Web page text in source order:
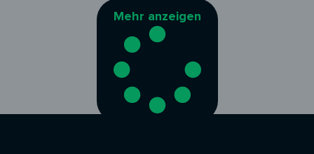
Mehr anzeigen